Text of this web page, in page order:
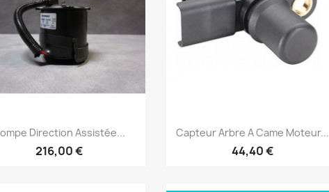
 Aperçu rapide
Direction Assistée...
216,00 €
Aperçu rapide
Capteur Arbre A Came Moteur...
44,40 €